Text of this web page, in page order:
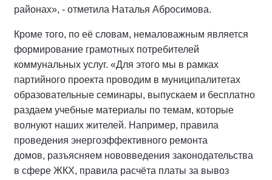
районах», - отметила Наталья Абросимова.
Кроме того, по её словам, немаловажным является
формирование грамотных потребителей
коммунальных услуг. «Для этого мы в рамках
партийного проекта проводим в муниципалитетах
образовательные семинары, выпускаем и бесплатно
раздаем учебные материалы по темам, которые
волнуют наших жителей. Например, правила
проведения энергоэффективного ремонта
домов, разъясняем нововведения законодательства
в сфере ЖКХ, правила расчёта платы за вывоз